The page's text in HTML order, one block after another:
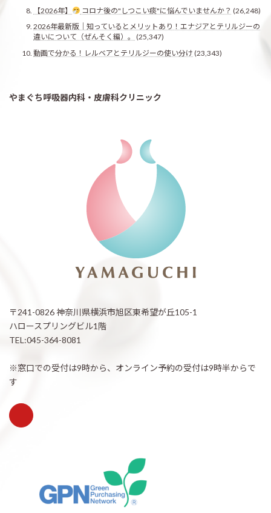
【2026年】
コロナ後の"しつこい痰"に悩んでいませんか？ (26,248)
2026年最新版｜知っているとメリットあり！エナジアとテリルジーの
違いについて（ぜんそく編）。
(25,347)
動画で分かる！レルベアとテリルジーの使い分け (23,343)
やまぐち呼吸器内科・皮膚科クリニック
〒241-0826 神奈川県横浜市旭区東希望が丘105-1
ハロースプリングビル1階
TEL:045-364-8081
※窓口での受付は9時から、オンライン予約の受付は9時半からで
す